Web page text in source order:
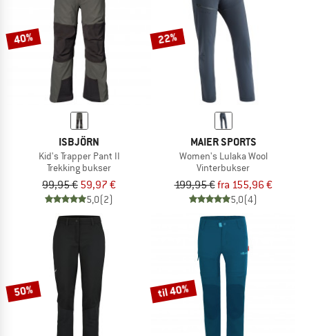
40%
ISBJÖRN
Kid's Trapper Pant II
Trekking bukser
99,95 € 59,97 €
5,0(2)
22%
MAIER SPORTS
Women's Lulaka Wool
Vinterbukser
199,95 €fra 155,96 €
5,0(4)
50% til 40%